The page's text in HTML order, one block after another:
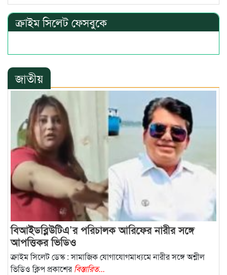
ক্রাইম সিলেট ফেসবুকে
জাতীয়
বিআইডব্লিউটিএ’র পরিচালক আরিফের নারীর সঙ্গে
আপত্তিকর ভিডিও
ক্রাইম সিলেট ডেস্ক : সামাজিক যোগাযোগমাধ্যমে নারীর সঙ্গে অশ্লীল
ভিডিও ক্লিপ প্রকাশের বিস্তারিত...